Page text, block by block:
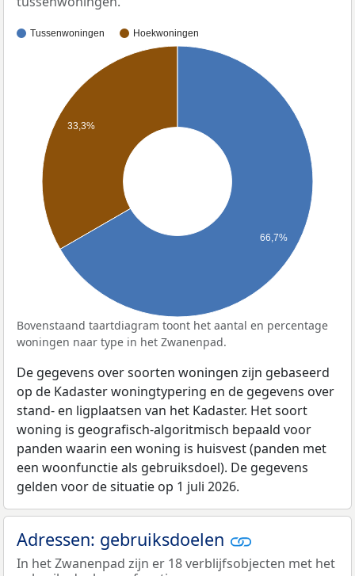
Tussenwoningen Hoekwoningen
33,3%
66,7%
Bovenstaand taartdiagram toont het aantal en percentage
woningen naar type in het Zwanenpad.
De gegevens over soorten woningen zijn gebaseerd
op de Kadaster woningtypering en de gegevens over
stand- en ligplaatsen van het Kadaster. Het soort
woning is geografisch-algoritmisch bepaald voor
panden waarin een woning is huisvest (panden met
een woonfunctie als gebruiksdoel). De gegevens
gelden voor de situatie op 1 juli 2026.
Adressen: gebruiksdoelen
In het Zwanenpad zijn er 18 verblijfsobjecten met het